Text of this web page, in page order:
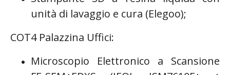
unità di lavaggio e cura (Elegoo);
COT4 Palazzina Uffici:
Microscopio Elettronico a Scansione